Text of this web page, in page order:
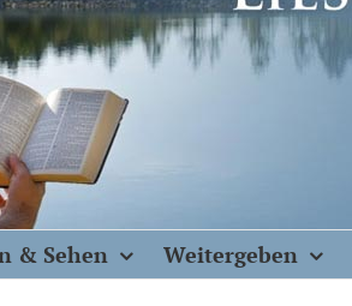
& Sehen Weitergeben